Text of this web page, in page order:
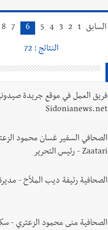
السابق 1
2
3
4
5
6
7
8
النتائج : 72
فريق العمل في موقع جريدة
Sidonianews.net
Zaatari - رئيس التحرير
الصحافية رئيفة ديب الملاّح -
الصحافية منى محمود الزعتري -